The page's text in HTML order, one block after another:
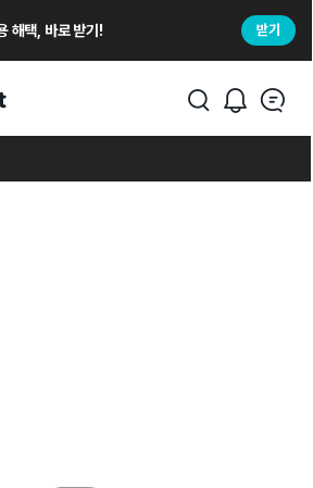
해택, 바로 받기! 받기